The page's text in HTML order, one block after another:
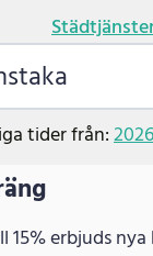
tider från:
erbjuds